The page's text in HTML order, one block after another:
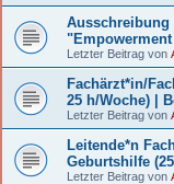
Letzter Beitrag von
Fachärzt*in/
25 h/Woche) |
Letzter Beitrag von
Leitende*n
Geburtshilfe
Letzter Beitrag von